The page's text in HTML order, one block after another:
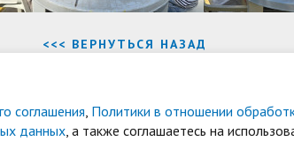
<<< ВЕРНУТЬСЯ НАЗАД
персональных данных и
соглашения, Политики в отношении
данных, а также соглашаетесь на